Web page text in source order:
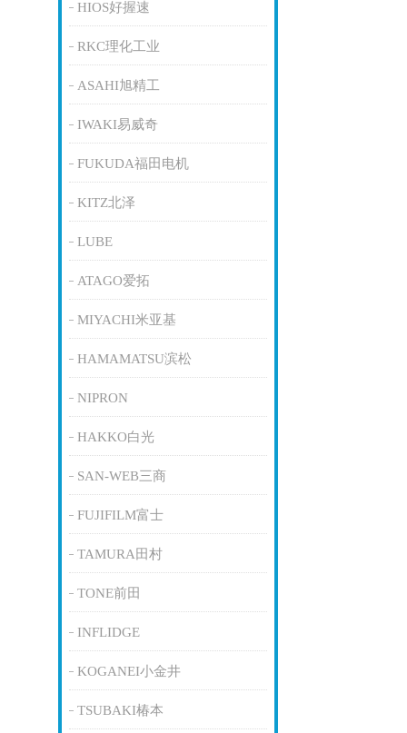
HIOS好握速
RKC理化工业
ASAHI旭精工
IWAKI易威奇
FUKUDA福田电机
KITZ北泽
LUBE
ATAGO爱拓
MIYACHI米亚基
HAMAMATSU滨松
NIPRON
HAKKO白光
SAN-WEB三商
FUJIFILM富士
TAMURA田村
TONE前田
INFLIDGE
KOGANEI小金井
TSUBAKI椿本